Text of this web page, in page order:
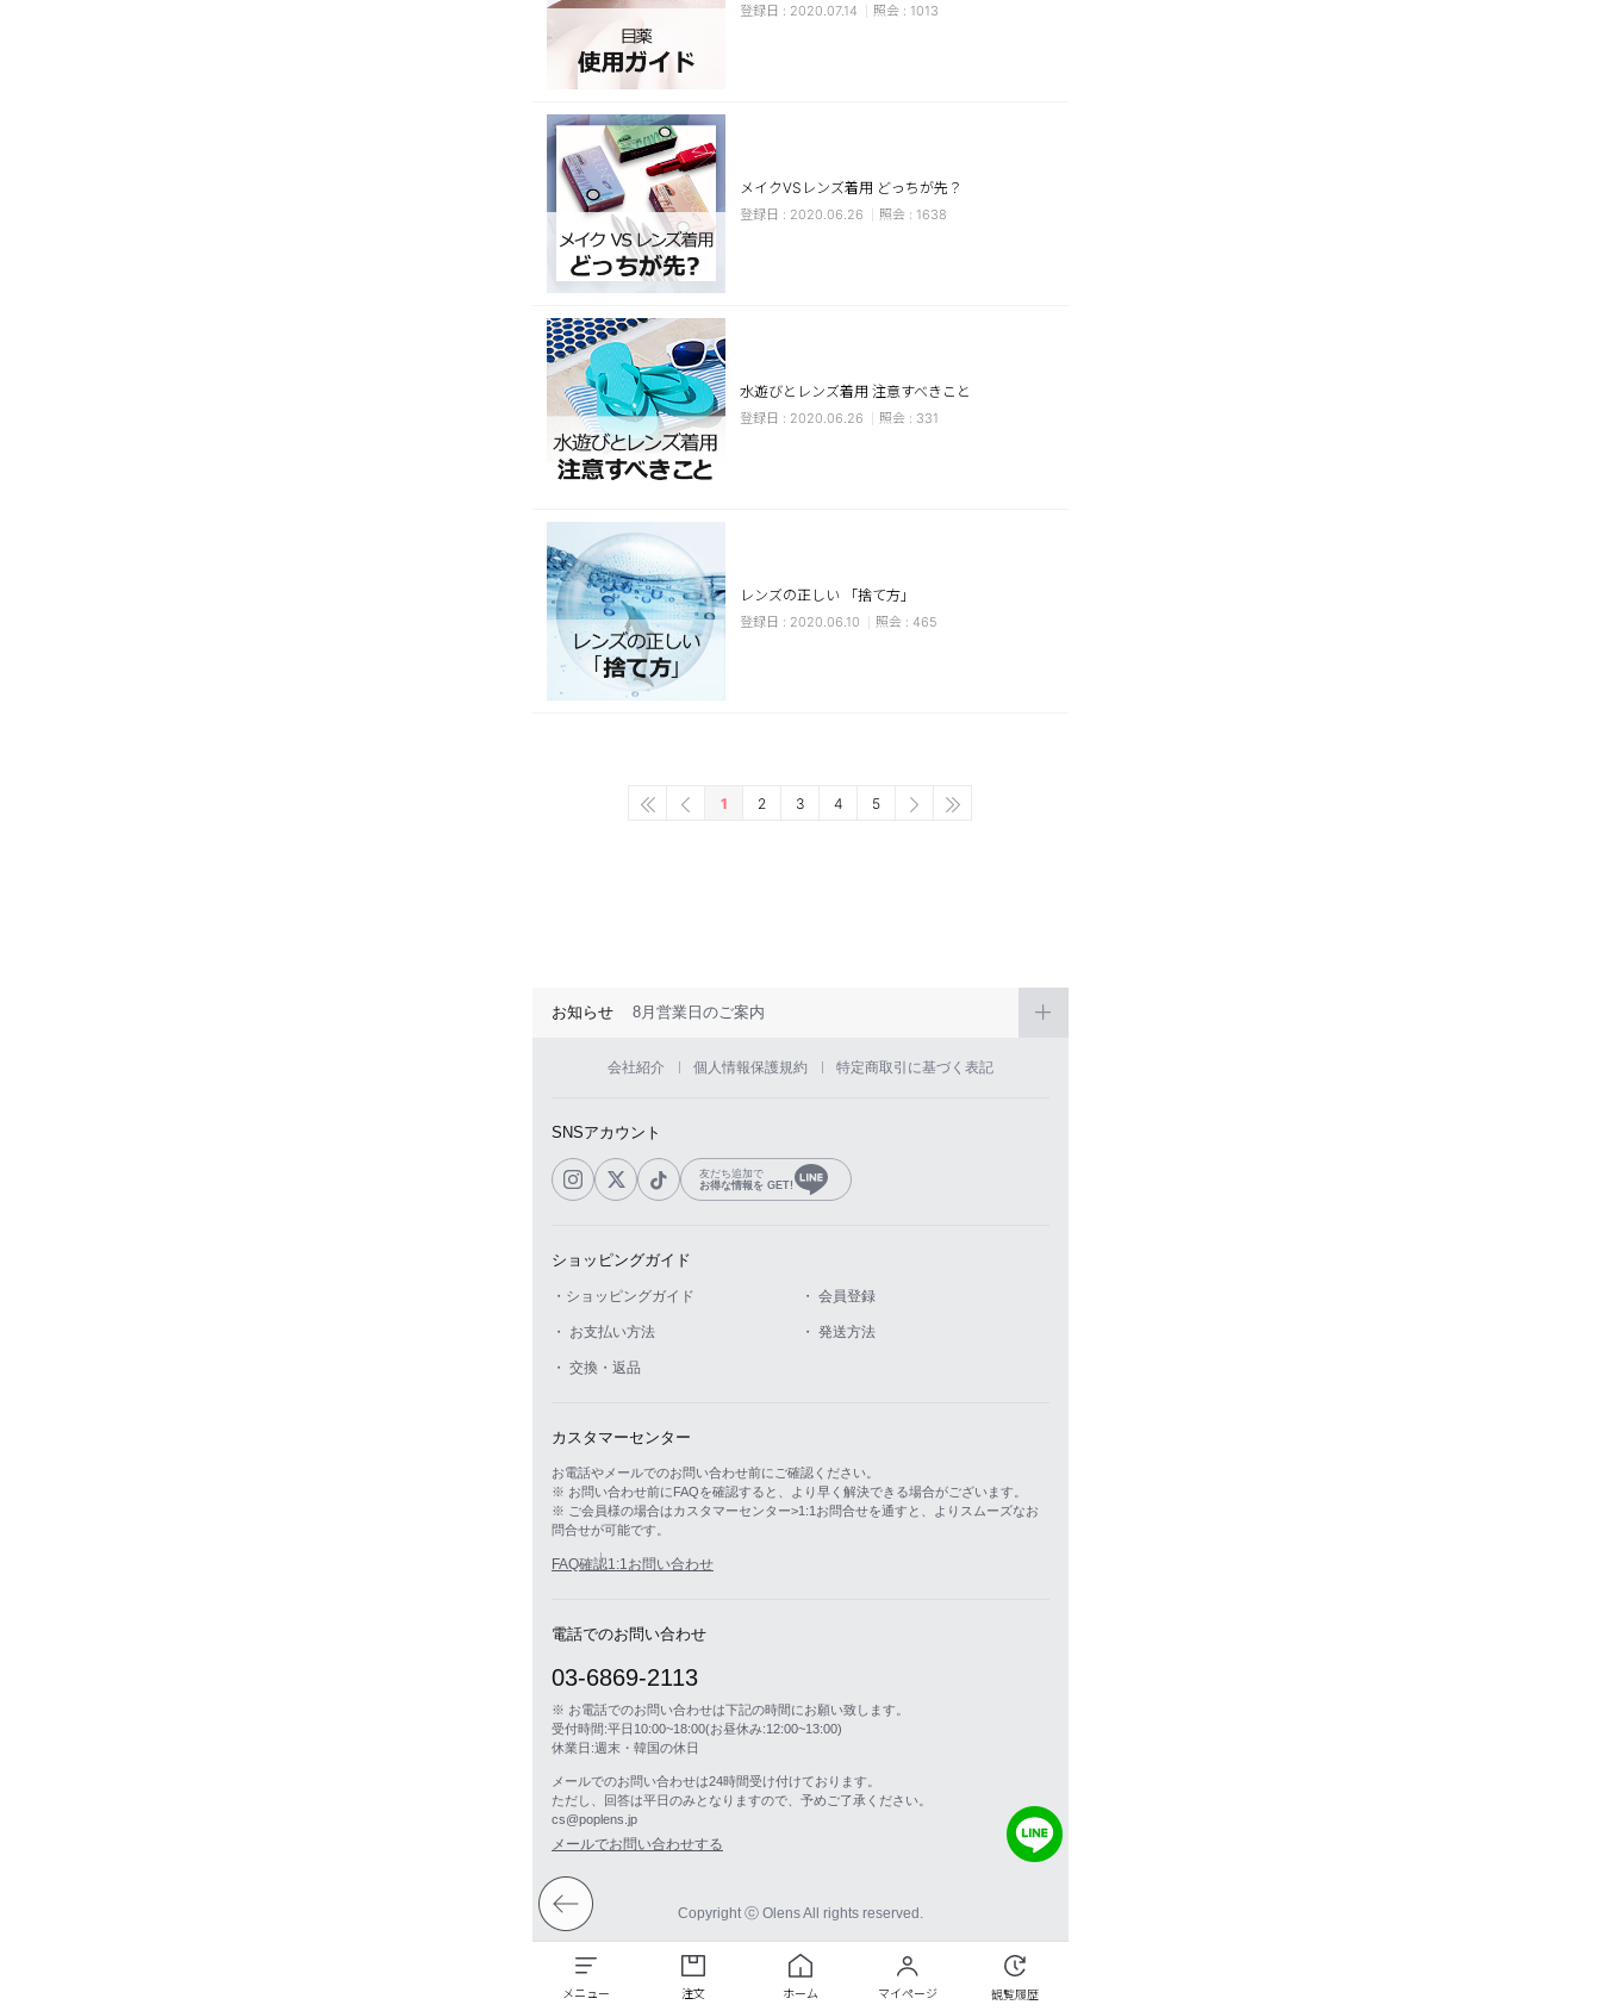
2020.07.14 1013
メイクVSレンズ着用 どっちが先？
2020.06.26 1638
水遊びとレンズ着用 注意すべきこと
2020.06.26 331
レンズの正しい 「捨て方」
2020.06.10 465
1 2 3 4 5
お知らせ 8月営業日のご案内
会社紹介 個人情報保護規約 特定商取引に基づく表記
SNSアカウント
友だち追加で
お得な情報を GET!
ショッピングガイド
・ショッピングガイド ・ 会員登録
・ お支払い方法 ・ 発送方法
・ 交換・返品
カスタマーセンター
お電話やメールでのお問い合わせ前にご確認ください。
※ お問い合わせ前にFAQを確認すると、より早く解決できる場合がございます。
※ ご会員様の場合はカスタマーセンター>1:1お問合せを通すと、よりスムーズなお
問合せが可能です。
FAQ確認1:1お問い合わせ
電話でのお問い合わせ
03-6869-2113
※ お電話でのお問い合わせは下記の時間にお願い致します。
受付時間:平日10:00~18:00(お昼休み:12:00~13:00)
休業日:週末・韓国の休日
メールでのお問い合わせは24時間受け付けております。
ただし、回答は平日のみとなりますので、予めご了承ください。
cs@poplens.jp
メールでお問い合わせする
Copyright ⓒ Olens All rights reserved.
メニュー 注文 ホーム マイページ 観覧履歴